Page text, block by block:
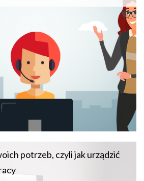
potrzeb, czyli jak urządzić